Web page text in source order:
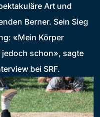
Art und
Berner. Sein Sieg
«Mein Körper
schon», sagte
bei SRF.